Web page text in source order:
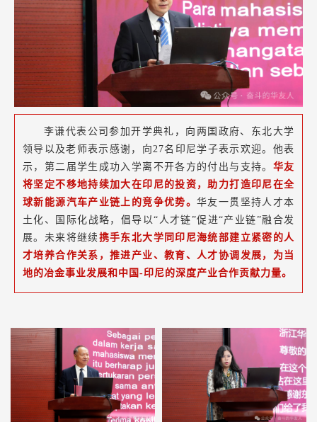
李谦代表公司参加开学典礼，向两国政府、东北大学
领导以及老师表示感谢，向27名印尼学子表示欢迎。他表
示，第二届学生成功入学离不开各方的付出与支持。 华友
将坚定不移地持续加大在印尼的投资，助力打造印尼在全
球新能源汽车产业链上的竞争优势。 华友一贯坚持人才本
土化、国际化战略，倡导以“人才链”促进“产业链”融合发
展。未来将继续携手东北大学同印尼海统部建立紧密的人
才培养合作关系，推进产业、教育、人才协调发展，为当
地的冶金事业发展和中国-印尼的深度产业合作贡献力量。